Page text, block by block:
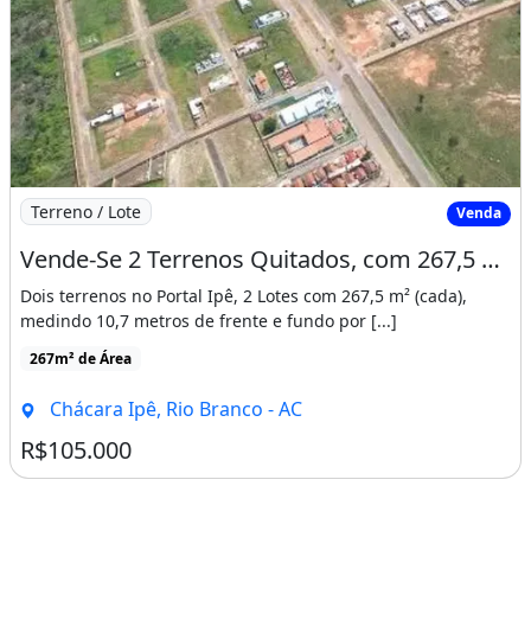
Imagem: Vende-Se 2 Terrenos Quitados, com 267,5
Terreno / Lote Venda
Vende-Se 2 Terrenos Quitados, com 267,5 M² (Cada). Prontos para Financiar
Dois terrenos no Portal Ipê, 2 Lotes com 267,5 m² (cada),
medindo 10,7 metros de frente e fundo por [...]
267m² de Área
Chácara Ipê, Rio Branco - AC
R$105.000